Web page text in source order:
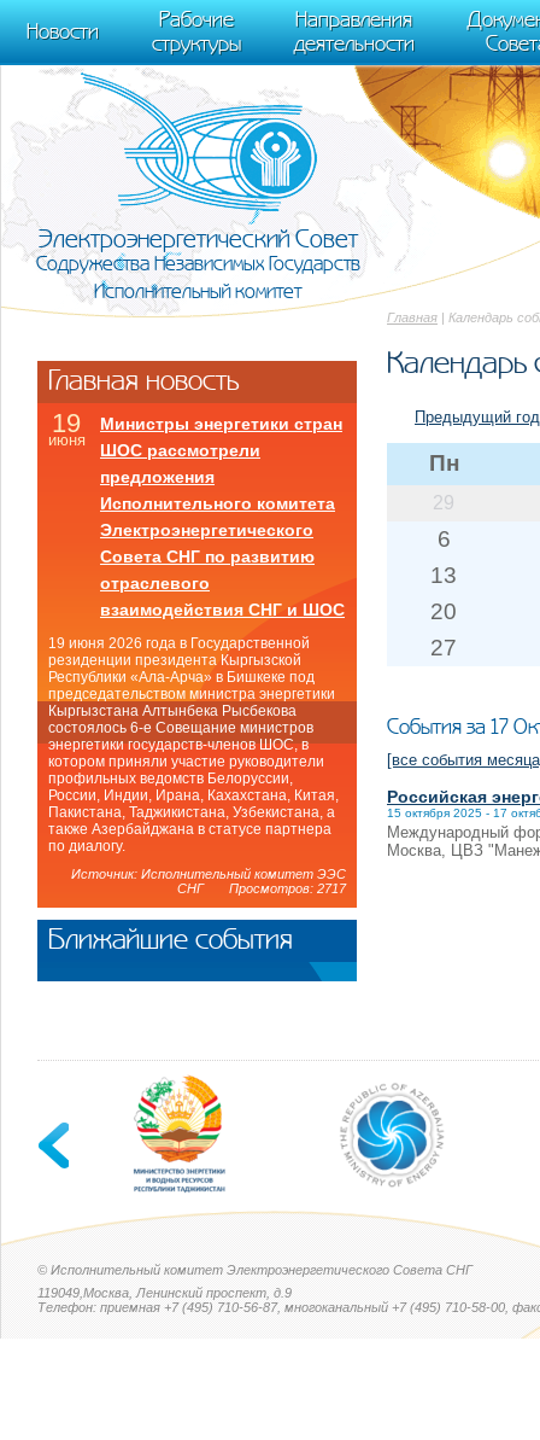
m[i].l=1*new Date(); for (var j = 0; j < document.scripts.length; j++) {if
[0],k.async=1,k.src=r,a.parentNode.insertBefore(k,a)}) (window,
trackLinks:true, accurateTrackBounce:true });
Новости
Рабочие
структуры
Направления
деятельности
Электроэнергетический Совет
Содружества Независимых Государств
Исполнительный комитет
Главная | Календарь
Календарь
Предыдущий год
Пн
29
6
13
20
27
События за 17
[все события
Российская
15 октября 2025 - 17
Международный
Москва, ЦВЗ
Главная новость
19
июня
Министры энергетики стран
ШОС рассмотрели
предложения
Исполнительного комитета
Электроэнергетического
Совета СНГ по развитию
отраслевого
взаимодействия СНГ и ШОС
19 июня 2026 года в Государственной
резиденции президента Кыргызской
Республики «Ала-Арча» в Бишкеке под
председательством министра энергетики
Кыргызстана Алтынбека Рысбекова
состоялось 6-е Совещание министров
энергетики государств-членов ШОС, в
котором приняли участие руководители
профильных ведомств Белоруссии,
России, Индии, Ирана, Кахахстана, Китая,
Пакистана, Таджикистана, Узбекистана, а
также Азербайджана в статусе партнера
по диалогу.
Источник: Исполнительный комитет ЭЭС
СНГ Просмотров: 2717
Ближайшие события
© Исполнительный комитет Электроэнергетического Совета СНГ
119049,Москва, Ленинский проспект, д.9
Телефон: приемная +7 (495) 710-56-87, многоканальный +7 (495) 710-58-00,